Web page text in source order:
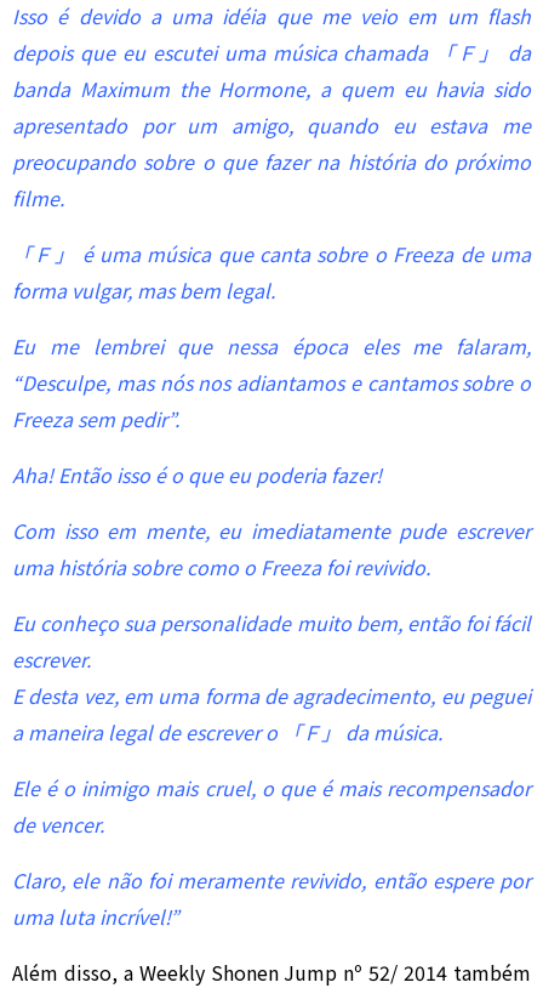
Isso é devido a uma idéia que me veio em um flash
depois que eu escutei uma música chamada 「Ｆ」 da
banda Maximum the Hormone, a quem eu havia sido
apresentado por um amigo, quando eu estava me
preocupando sobre o que fazer na história do próximo
filme.
「Ｆ」 é uma música que canta sobre o Freeza de uma
forma vulgar, mas bem legal.
Eu me lembrei que nessa época eles me falaram,
“Desculpe, mas nós nos adiantamos e cantamos sobre o
Freeza sem pedir”.
Aha! Então isso é o que eu poderia fazer!
Com isso em mente, eu imediatamente pude escrever
uma história sobre como o Freeza foi revivido.
Eu conheço sua personalidade muito bem, então foi fácil
escrever.
E desta vez, em uma forma de agradecimento, eu peguei
a maneira legal de escrever o 「Ｆ」 da música.
Ele é o inimigo mais cruel, o que é mais recompensador
de vencer.
Claro, ele não foi meramente revivido, então espere por
uma luta incrível!”
Além disso, a Weekly Shonen Jump nº 52/ 2014 também